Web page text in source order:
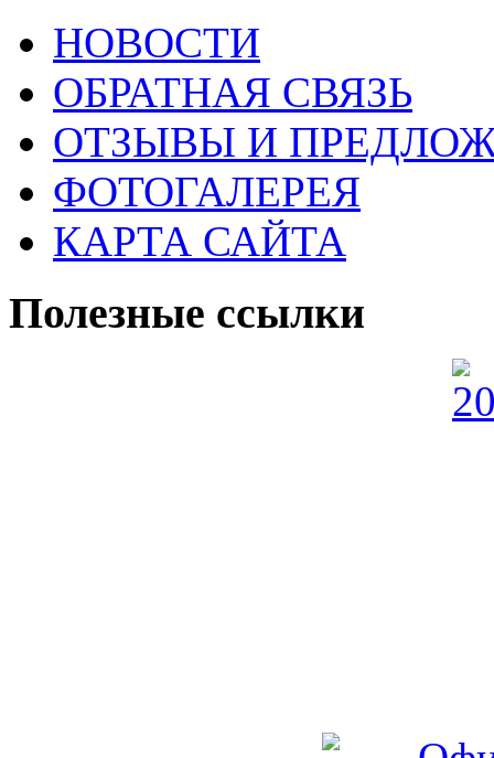
НОВОСТИ
ОБРАТНАЯ СВЯЗЬ
ОТЗЫВЫ И
ФОТОГАЛЕРЕЯ
КАРТА САЙТА
Полезные ссылки